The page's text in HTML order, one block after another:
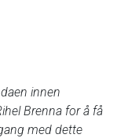
innen
Brenna for å få
med dette